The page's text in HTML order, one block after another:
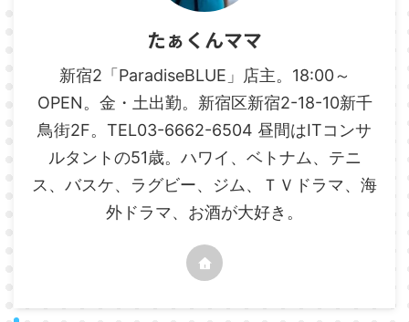
たぁくんママ
新宿2「ParadiseBLUE」店主。18:00～
OPEN。金・土出勤。新宿区新宿2-18-10新千
鳥街2F。TEL03-6662-6504 昼間はITコンサ
ルタントの51歳。ハワイ、ベトナム、テニ
ス、バスケ、ラグビー、ジム、ＴＶドラマ、海
外ドラマ、お酒が大好き。